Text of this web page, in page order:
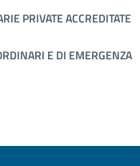
PRIVATE ACCREDITATE
E DI EMERGENZA